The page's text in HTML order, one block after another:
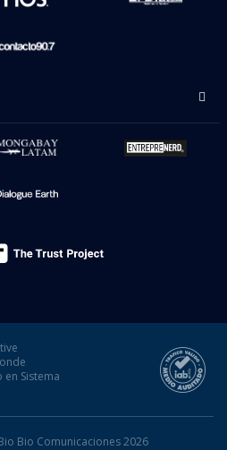
Sistema
Bio Comunicaciones 2026